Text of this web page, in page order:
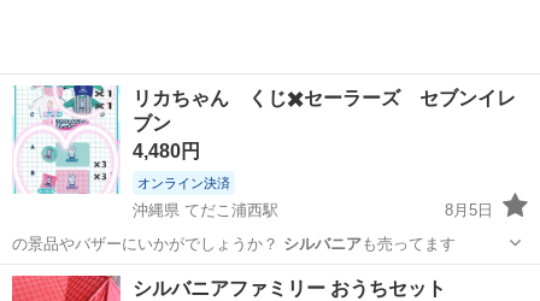
リカちゃん くじ✖️セーラーズ セブンイレ
ブン
4,480円
オンライン決済
沖縄県 てだこ浦西駅
8月5日
の景品やバザーにいかがでしょうか？ シルバニアも売ってます
沖縄 中頭郡 おもちゃ
シルバニアファミリー おうちセット